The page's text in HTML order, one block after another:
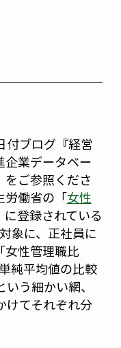
付ブログ『経営
企業データベー
をご参照くださ
労働省の「女性
に登録されている
象に、正社員に
女性管理職比
純平均値の比較
う細かい網、
てそれぞれ分